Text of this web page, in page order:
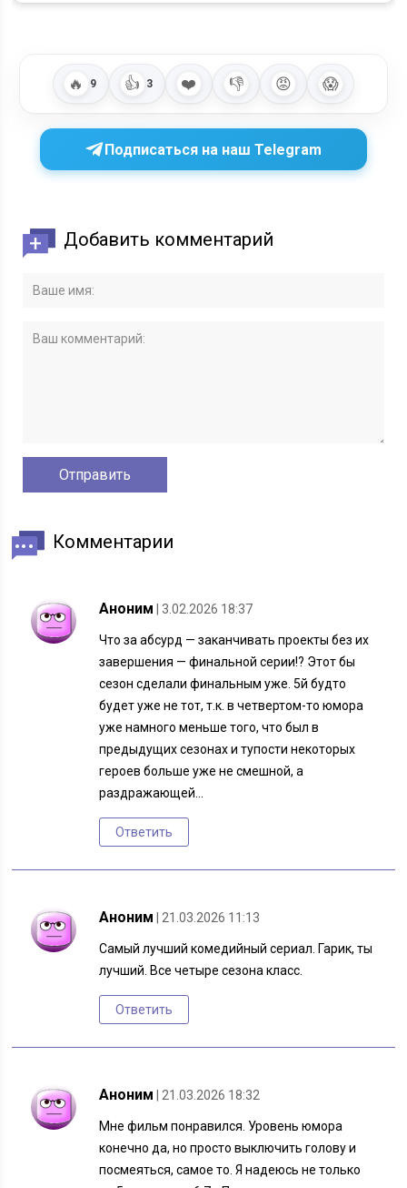
🔥 9 👍 3 ❤️ 👎 😡 😱
Подписаться на наш Telegram
Добавить комментарий
Комментарии
Аноним | 3.02.2026 18:37
Что за абсурд — заканчивать проекты без их
завершения — финальной серии!? Этот бы
сезон сделали финальным уже. 5й будто
будет уже не тот, т.к. в четвертом-то юмора
уже намного меньше того, что был в
предыдущих сезонах и тупости некоторых
героев больше уже не смешной, а
раздражающей…
Ответить
Аноним | 21.03.2026 11:13
Самый лучший комедийный сериал. Гарик, ты
лучший. Все четыре сезона класс.
Ответить
Аноним | 21.03.2026 18:32
Мне фильм понравился. Уровень юмора
конечно да, но просто выключить голову и
посмеяться, самое то. Я надеюсь не только